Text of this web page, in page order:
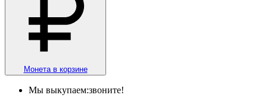
Монета в корзине
Мы выкупаем:звоните!